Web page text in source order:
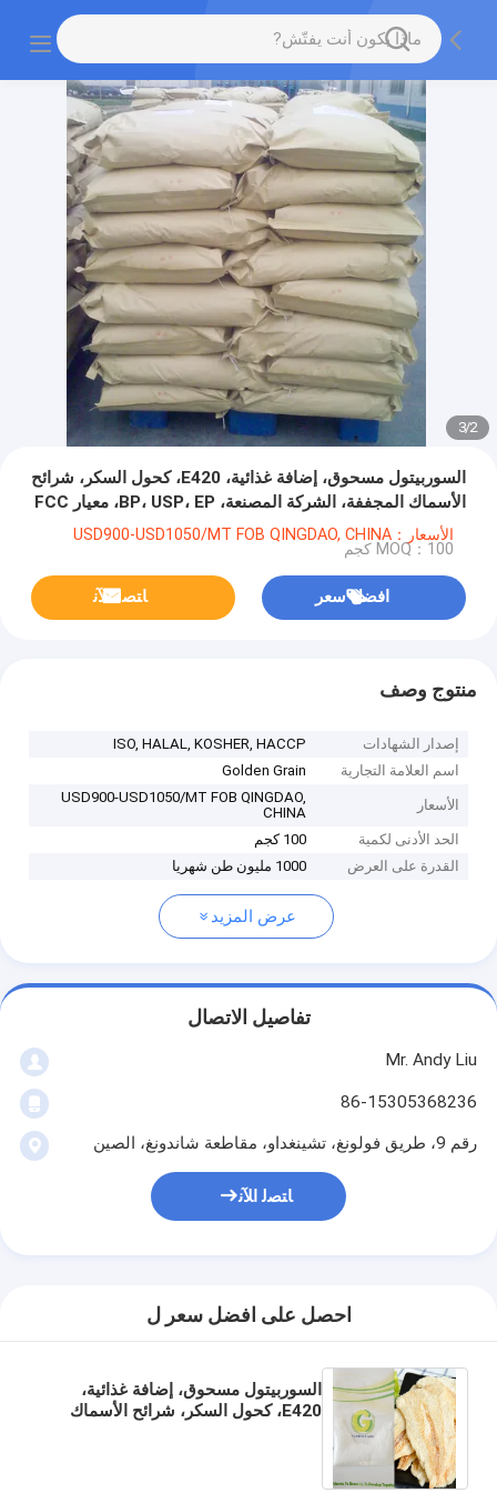
2
/
3
السوربيتول مسحوق، إضافة غذائية، E420، كحول السكر، شرائح
الأسماك المجففة، الشركة المصنعة، BP، USP، EP، معيار FCC
الأسعار：USD900-USD1050/MT FOB QINGDAO, CHINA
MOQ：100 كجم
افضل سعر ﺎﺘﺼﻟ ﺍﻶﻧ
منتوج وصف
إصدار الشهادات
ISO, HALAL, KOSHER, HACCP
اسم العلامة التجارية
Golden Grain
الأسعار
USD900-USD1050/MT FOB QINGDAO,
CHINA
الحد الأدنى لكمية
100 كجم
القدرة على العرض
1000 مليون طن شهريا
عرض المزيد
تفاصيل الاتصال
Mr. Andy Liu
86-15305368236
رقم 9، طريق فولونغ، تشينغداو، مقاطعة شاندونغ، الصين
ﺎﺘﺼﻟ ﺍﻶﻧ
احصل على افضل سعر ل
السوربيتول مسحوق، إضافة غذائية،
E420، كحول السكر، شرائح الأسماك